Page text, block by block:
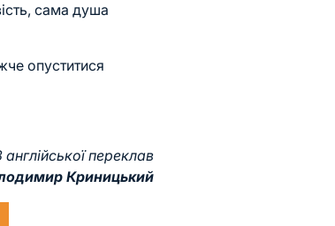
сама душа
опуститися
англійської переклав
Криницький